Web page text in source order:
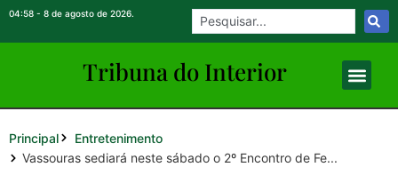
04:58 - 8 de agosto de 2026.
Tribuna do Interior
Principal
Entretenimento
Vassouras sediará neste sábado o 2º Encontro de Fe...